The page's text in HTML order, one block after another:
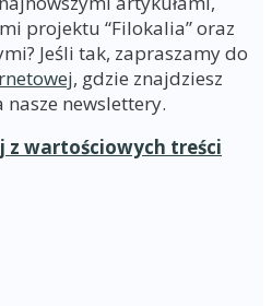
projektu “Filokalia” oraz
Jeśli tak, zapraszamy do
, gdzie znajdziesz
newslettery.
z wartościowych treści